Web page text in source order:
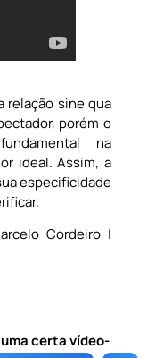
relação sine qua
porém o
na
ideal. Assim, a
especificidade
Cordeiro |
certa vídeo-